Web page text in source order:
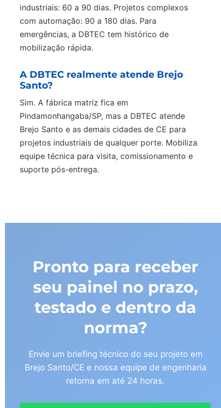
industriais: 60 a 90 dias. Projetos complexos
com automação: 90 a 180 dias. Para
emergências, a DBTEC tem histórico de
mobilização rápida.
A DBTEC realmente atende Brejo
Santo?
Sim. A fábrica matriz fica em
Pindamonhangaba/SP, mas a DBTEC atende
Brejo Santo e as demais cidades de CE para
projetos industriais de qualquer porte. Mobiliza
equipe técnica para visita, comissionamento e
suporte pós-entrega.
Pronto para receber
seu painel no prazo,
testado e dentro da
norma?
Envie um briefing técnico do seu projeto em
Brejo Santo/CE e nossa equipe de engenharia
retorna em até 24 horas.